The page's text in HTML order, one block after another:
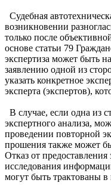
Судебная
возникновении
только после
основе статьи 79
экспертиза может быть
заявлению одной из
указать конкретное
эксперта (экспертов),
В случае, если одна из
экспертного анализа,
проведении повторной
прошения также может
Отказ от
исследования
могут быть трактованы